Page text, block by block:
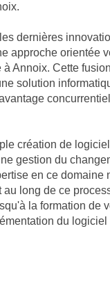
dernières
approche orientée
Annoix. Cette
solution
création de
gestion du
en ce domaine
au long de ce
la formation de
du logiciel